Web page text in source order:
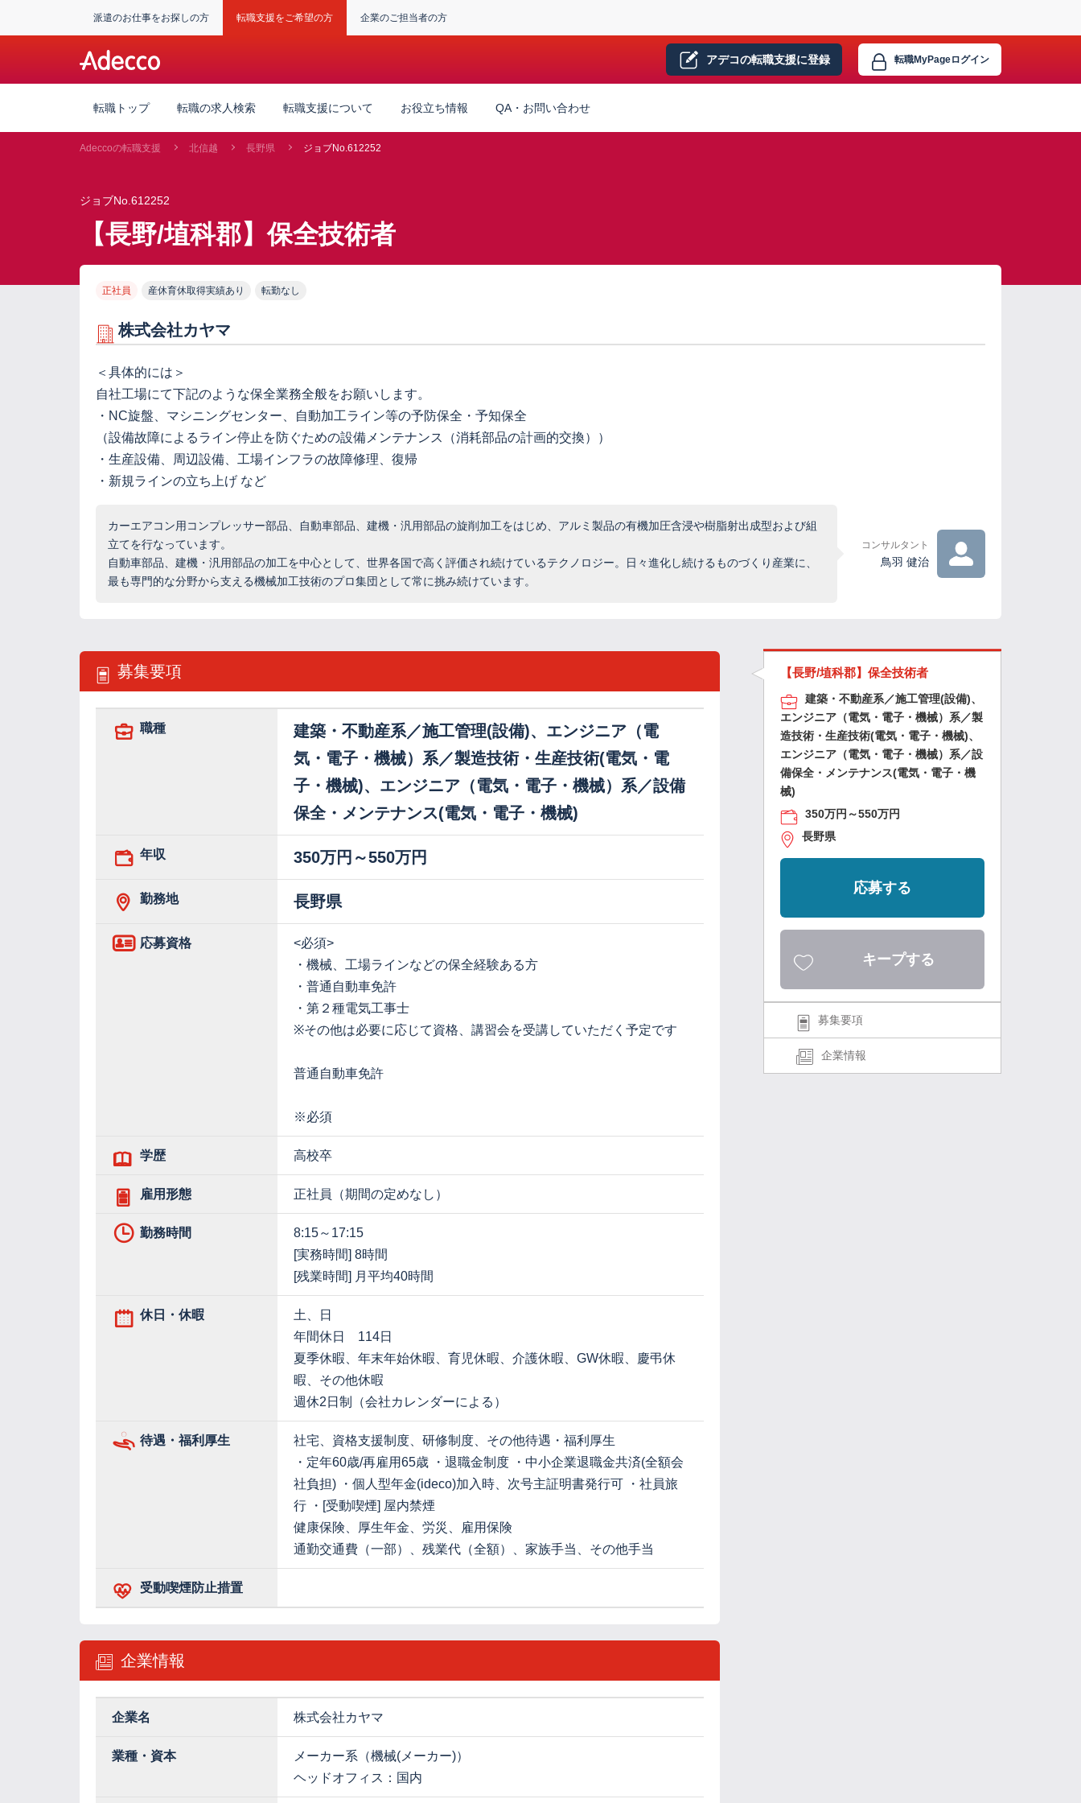
派遣のお仕事をお探しの方 転職支援をご希望の方 企業のご担当者の方
アデコの転職支援に登録 転職MyPageログイン
転職トップ 転職の求人検索 転職支援について お役立ち情報 QA・お問い合わせ
Adeccoの転職支援 北信越 長野県 ジョブNo.612252
ジョブNo.612252
【長野/埴科郡】保全技術者
正社員 産休育休取得実績あり 転勤なし
株式会社カヤマ
＜具体的には＞
自社工場にて下記のような保全業務全般をお願いします。
・NC旋盤、マシニングセンター、自動加工ライン等の予防保全・予知保全
（設備故障によるライン停止を防ぐための設備メンテナンス（消耗部品の計画的交換））
・生産設備、周辺設備、工場インフラの故障修理、復帰
・新規ラインの立ち上げ など
カーエアコン用コンプレッサー部品、自動車部品、建機・汎用部品の旋削加工をはじめ、アルミ製品の有機加圧含浸や樹脂射出成型および組
立てを行なっています。
自動車部品、建機・汎用部品の加工を中心として、世界各国で高く評価され続けているテクノロジー。日々進化し続けるものづくり産業に、
最も専門的な分野から支える機械加工技術のプロ集団として常に挑み続けています。
コンサルタント
鳥羽 健治
募集要項
職種
建築・不動産系／施工管理(設備)、エンジニア（電
気・電子・機械）系／製造技術・生産技術(電気・電
子・機械)、エンジニア（電気・電子・機械）系／設備
保全・メンテナンス(電気・電子・機械)
年収 350万円～550万円
勤務地 長野県
応募資格
<必須>
・機械、工場ラインなどの保全経験ある方
・普通自動車免許
・第２種電気工事士
※その他は必要に応じて資格、講習会を受講していただく予定です
普通自動車免許
※必須
学歴 高校卒
雇用形態 正社員（期間の定めなし）
勤務時間
8:15～17:15
[実務時間] 8時間
[残業時間] 月平均40時間
休日・休暇
土、日
年間休日 114日
夏季休暇、年末年始休暇、育児休暇、介護休暇、GW休暇、慶弔休
暇、その他休暇
週休2日制（会社カレンダーによる）
待遇・福利厚生
社宅、資格支援制度、研修制度、その他待遇・福利厚生
・定年60歳/再雇用65歳 ・退職金制度 ・中小企業退職金共済(全額会
社負担) ・個人型年金(ideco)加入時、次号主証明書発行可 ・社員旅
行 ・[受動喫煙] 屋内禁煙
健康保険、厚生年金、労災、雇用保険
通勤交通費（一部）、残業代（全額）、家族手当、その他手当
受動喫煙防止措置
企業情報
企業名 株式会社カヤマ
業種・資本
メーカー系（機械(メーカー)）
ヘッドオフィス：国内
【長野/埴科郡】保全技術者
建築・不動産系／施工管理(設備)、
エンジニア（電気・電子・機械）系／製
造技術・生産技術(電気・電子・機械)、
エンジニア（電気・電子・機械）系／設
備保全・メンテナンス(電気・電子・機
械)
350万円～550万円
長野県
応募する
キープする
募集要項
企業情報